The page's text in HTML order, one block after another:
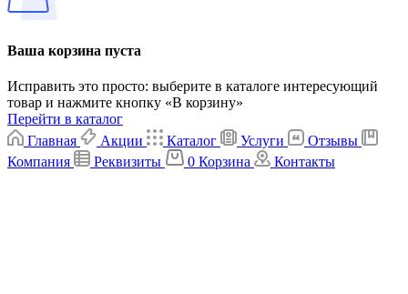
Ваша корзина пуста
Исправить это просто: выберите в каталоге интересующий
товар и нажмите кнопку «В корзину»
Перейти в каталог
Главная
Акции Каталог Услуги
Отзывы
Компания
Реквизиты 0 Корзина Контакты